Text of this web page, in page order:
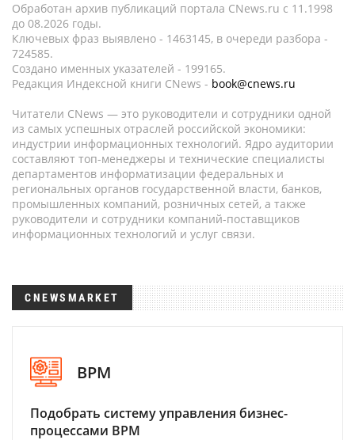
Обработан архив публикаций портала CNews.ru c 11.1998
до 08.2026 годы.
Ключевых фраз выявлено - 1463145, в очереди разбора -
724585.
Создано именных указателей - 199165.
Редакция Индексной книги CNews - book@cnews.ru
Читатели CNews — это руководители и сотрудники одной
из самых успешных отраслей российской экономики:
индустрии информационных технологий. Ядро аудитории
составляют топ-менеджеры и технические специалисты
департаментов информатизации федеральных и
региональных органов государственной власти, банков,
промышленных компаний, розничных сетей, а также
руководители и сотрудники компаний-поставщиков
информационных технологий и услуг связи.
CNEWSMARKET
BPM
Подобрать систему управления бизнес-
процессами BPM